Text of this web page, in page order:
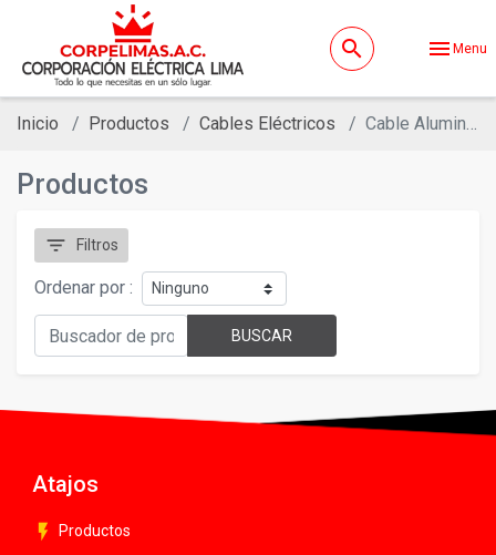
search menu Menu
Inicio Productos Cables Eléctricos Cable Aluminio Aaac
Productos
filter_list Filtros
Ordenar por :
BUSCAR
Atajos
flash_on Productos